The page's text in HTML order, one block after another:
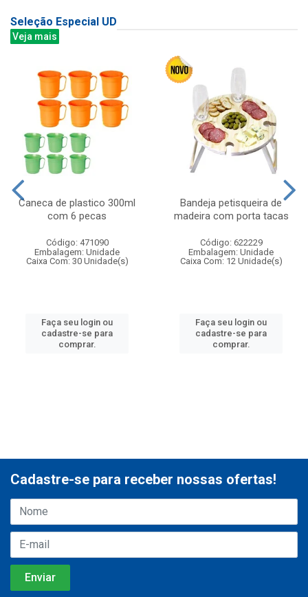
Seleção Especial UD
Veja mais
Caneca de plastico 300ml
com 6 pecas
Código: 471090
Embalagem: Unidade
Caixa Com: 30 Unidade(s)
Faça seu login ou
cadastre-se para
comprar.
Bandeja petisqueira de
madeira com porta tacas
Código: 622229
Embalagem: Unidade
Caixa Com: 12 Unidade(s)
Faça seu login ou
cadastre-se para
comprar.
Cadastre-se para receber nossas ofertas!